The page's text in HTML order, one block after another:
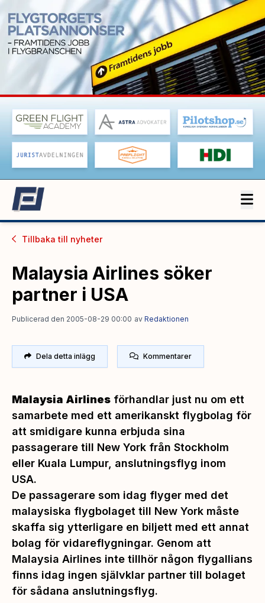
Tillbaka till nyheter
Malaysia Airlines söker
partner i USA
Publicerad den 2005-08-29 00:00 av Redaktionen
Dela detta inlägg Kommentarer
Malaysia Airlines förhandlar just nu om ett
samarbete med ett amerikanskt flygbolag för
att smidigare kunna erbjuda sina
passagerare till New York från Stockholm
eller Kuala Lumpur, anslutningsflyg inom
USA.
De passagerare som idag flyger med det
malaysiska flygbolaget till New York måste
skaffa sig ytterligare en biljett med ett annat
bolag för vidareflygningar. Genom att
Malaysia Airlines inte tillhör någon flygallians
finns idag ingen självklar partner till bolaget
för sådana anslutningsflyg.